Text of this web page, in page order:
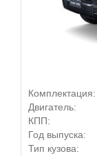
Комплектация:
Двигатель:
КПП:
Год выпуска:
Тип кузова: